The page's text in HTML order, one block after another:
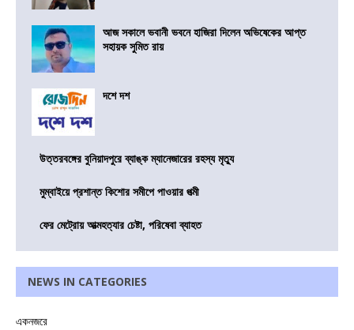
আজ সকালে ভবানী ভবনে হাজিরা দিলেন অভিষেকের আপ্ত
সহায়ক সুমিত রায়
দশে দশ
উত্তরবঙ্গের বুনিয়াদপুরে ব্যাঙ্ক ম্যানেজারের রহস্য মৃত্যু
মুম্বাইয়ে প্রশান্ত কিশোর সমীপে পাওয়ার পত্মী
ফের মেট্রোয় আত্মহত্যার চেষ্টা, পরিষেবা ব্যাহত
NEWS IN CATEGORIES
একনজরে